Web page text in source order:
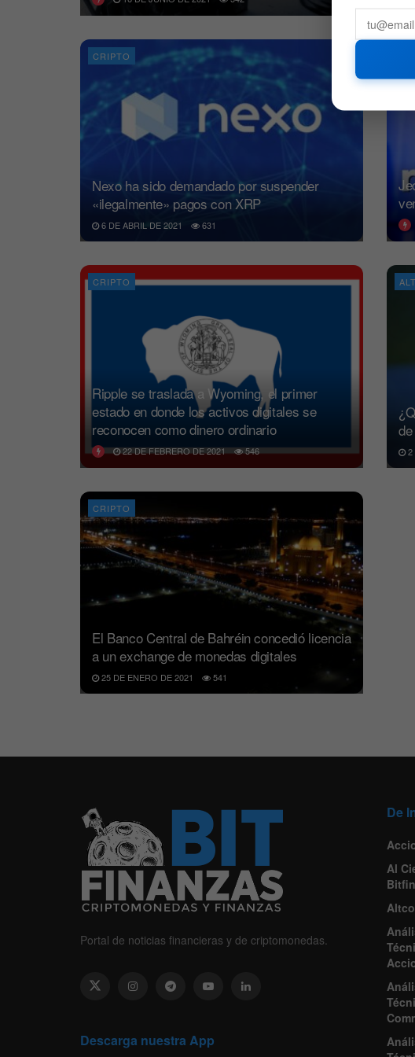
CRIPTO
Nexo ha sido demandado por suspender
«ilegalmente» pagos con XRP
6 DE ABRIL DE 2021 631
CRIPTO
Ripple se traslada a Wyoming, el primer
estado en donde los activos digitales se
reconocen como dinero ordinario
22 DE FEBRERO DE 2021 546 2
CRIPTO
El Banco Central de Bahréin concedió licencia
a un exchange de monedas digitales
25 DE ENERO DE 2021 541
Portal de noticias financieras y de criptomonedas.
Descarga nuestra App
De
Al